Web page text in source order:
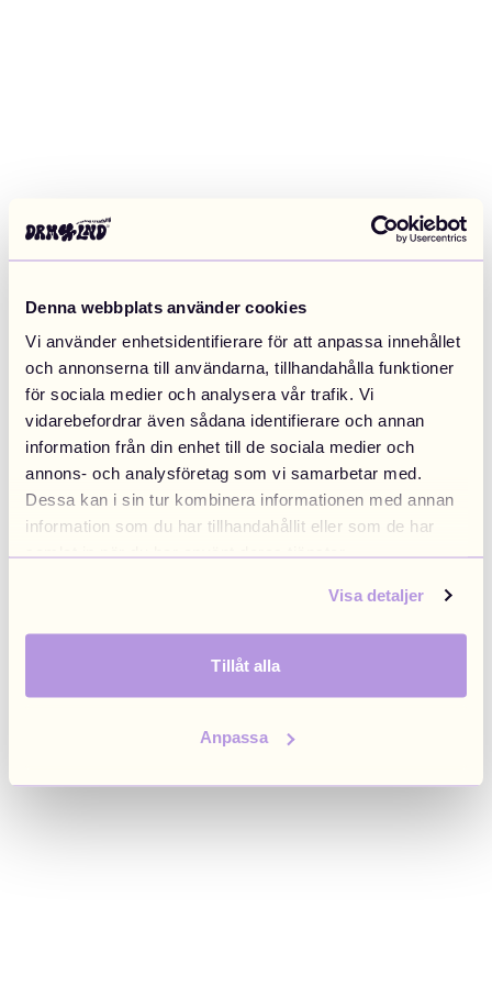
Denna webbplats använder cookies
Vi använder enhetsidentifierare för att anpassa innehållet
och annonserna till användarna, tillhandahålla funktioner
för sociala medier och analysera vår trafik. Vi
vidarebefordrar även sådana identifierare och annan
information från din enhet till de sociala medier och
annons- och analysföretag som vi samarbetar med.
Dessa kan i sin tur kombinera informationen med annan
information som du har tillhandahållit eller som de har
samlat in när du har använt deras tjänster.
Visa detaljer
Tillåt alla
Anpassa
Application error: a client-side exception has occurred (see the
browser console for more information).